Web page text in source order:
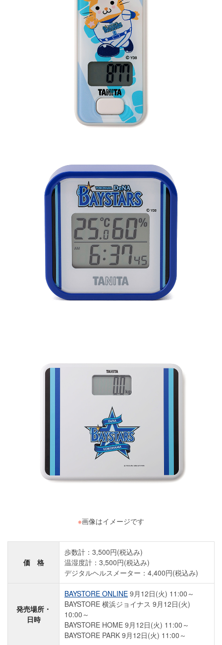
※画像はイメージです
価 格
歩数計：3,500円(税込み)
温湿度計：3,500円(税込み)
デジタルヘルスメーター：4,400円(税込み)
発売場所・
日時
BAYSTORE ONLINE 9月12日(火) 11:00～
BAYSTORE 横浜ジョイナス 9月12日(火)
10:00～
BAYSTORE HOME 9月12日(火) 11:00～
BAYSTORE PARK 9月12日(火) 11:00～